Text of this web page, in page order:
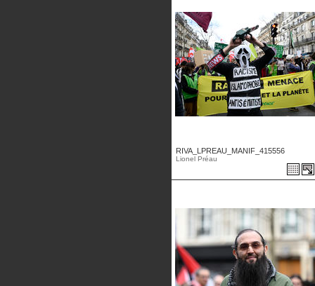
RIVA_LPREAU_MANIF_415556
Lionel Préau